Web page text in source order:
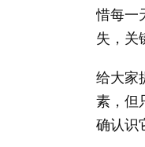
惜每一
失，关
给大家
素，但
确认识